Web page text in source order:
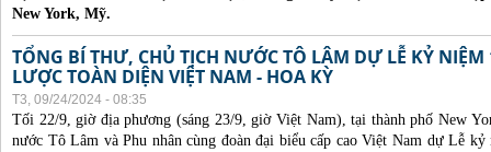
New York, Mỹ.
TỔNG BÍ THƯ, CHỦ TỊCH NƯỚC TÔ LÂM DỰ LỄ KỶ
LƯỢC TOÀN DIỆN VIỆT NAM - HOA KỲ
T3, 09/24/2024 - 08:35
Tối 22/9, giờ địa phương (sáng 23/9, giờ Việt Nam), tại thành phố New
nước Tô Lâm và Phu nhân cùng đoàn đại biểu cấp cao Việt Nam dự Lễ